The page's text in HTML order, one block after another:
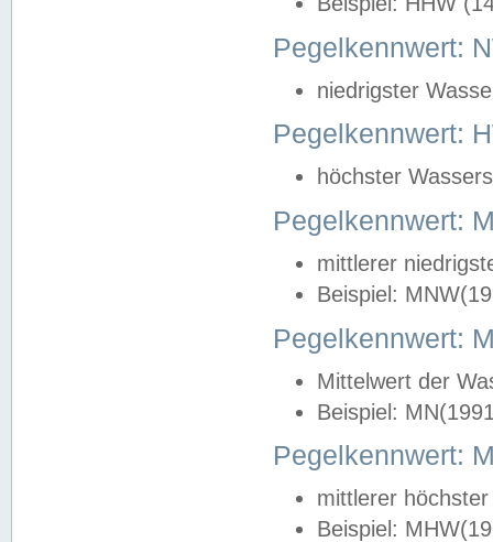
Pegelkennwert:
niedrigster
Pegelkennwert:
höchster
Pegelkennwert:
mittlerer
Beispiel:
Pegelkennwert:
Mittelwert der
Beispiel:
Pegelkennwert:
mittlerer
Beispiel: